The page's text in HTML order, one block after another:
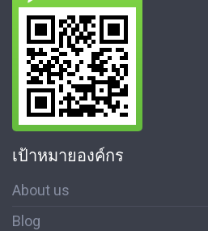
เป้าหมายองค์กร
About us
Blog